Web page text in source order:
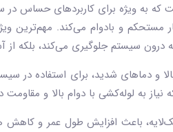
است که به ‌ویژه برای کاربردهای
مستحکم و بادوام می‌کند. مهم‌ترین
درون سیستم جلوگیری می‌کند، بلکه
و دماهای شدید، برای استفاده
به لوله‌کشی با دوام بالا و
تک‌لایه، باعث افزایش طول عمر و